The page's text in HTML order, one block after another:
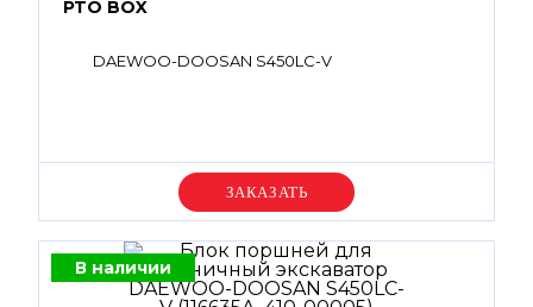
PTO BOX
DAEWOO-DOOSAN S450LC-V
Уточняйте цену
В наличии